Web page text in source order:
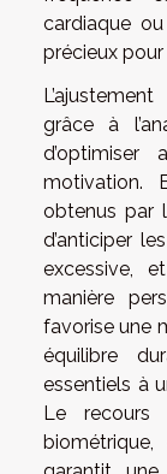
cardiaque
précieux pour
grâce à
motivation.
obtenus par
d’anticiper
excessive,
manière
favorise une
équilibre
essentiels à
Le recours